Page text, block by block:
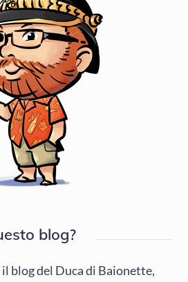
blog?
blog del Duca di Baionette,